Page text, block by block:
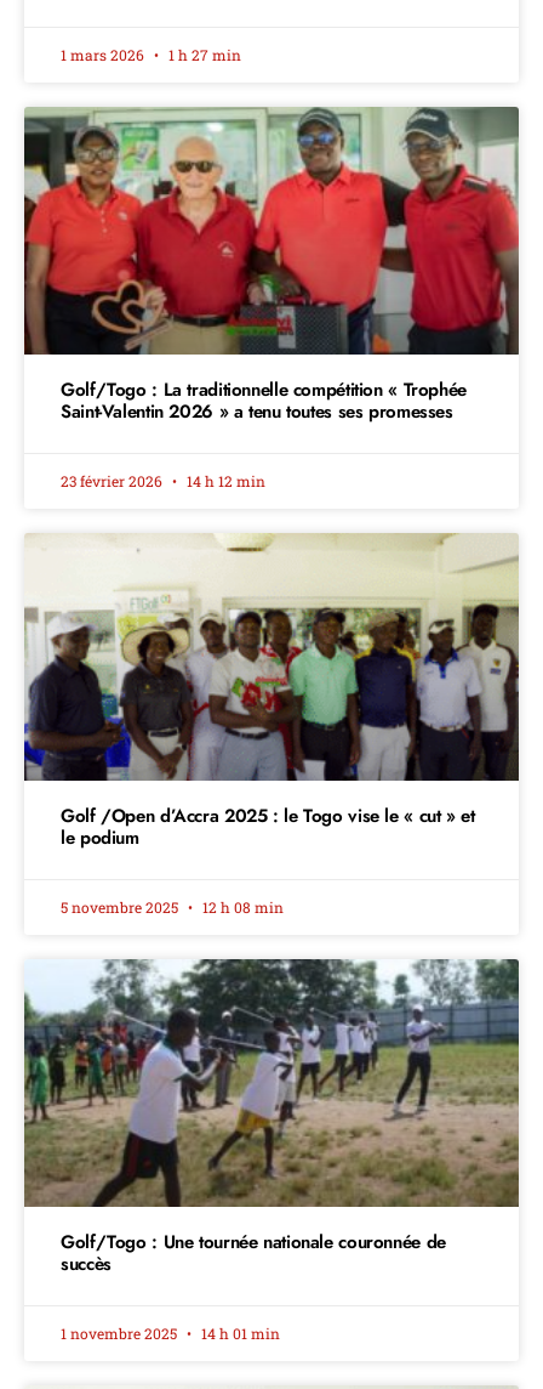
1 mars 2026 1 h 27 min
Golf/Togo : La traditionnelle compétition « Trophée
Saint-Valentin 2026 » a tenu toutes ses promesses
23 février 2026 14 h 12 min
Golf /Open d’Accra 2025 : le Togo vise le « cut » et
le podium
5 novembre 2025 12 h 08 min
Golf/Togo : Une tournée nationale couronnée de
succès
1 novembre 2025 14 h 01 min